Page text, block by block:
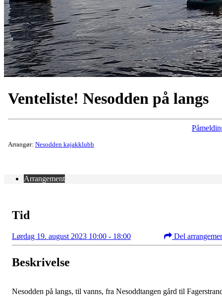
Venteliste! Nesodden på langs
Arrangør: Nesodden kajakklubb
Arrangement
Tid
Lørdag 19. august 2023 10:00 - 18:00 Del
Beskrivelse
Nesodden på langs, til vanns, fra Nesoddtangen gård til